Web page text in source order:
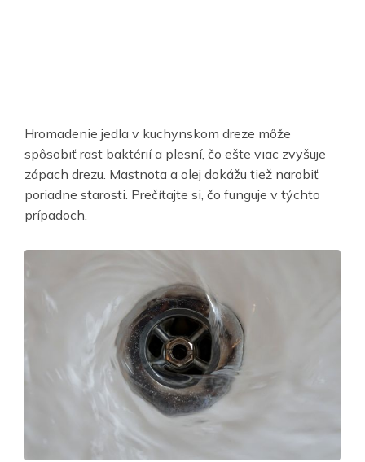
Hromadenie jedla v kuchynskom dreze môže
spôsobiť rast baktérií a plesní, čo ešte viac zvyšuje
zápach drezu. Mastnota a olej dokážu tiež narobiť
poriadne starosti. Prečítajte si, čo funguje v týchto
prípadoch.